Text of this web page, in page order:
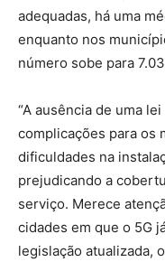
adequadas, há uma
enquanto nos
número sobe para
“A ausência de uma
complicações para os
dificuldades na
prejudicando a
serviço. Merece
cidades em que o 5G
legislação atualizada,